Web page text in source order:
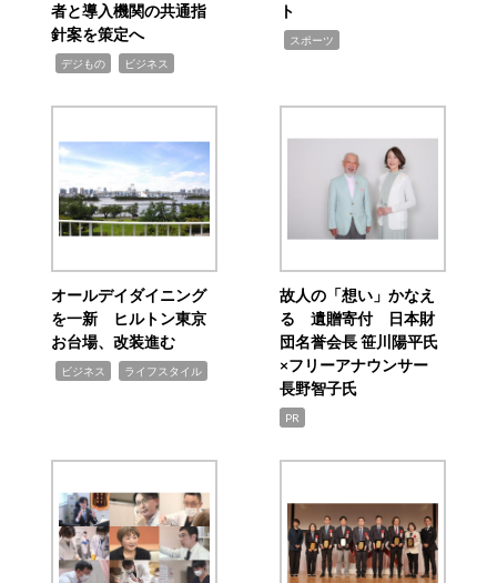
者と導入機関の共通指
針案を策定へ
デジもの ビジネス
ト
スポーツ
オールデイダイニング
を一新 ヒルトン東京
お台場、改装進む
ビジネス ライフスタイル
故人の「想い」かなえ
る 遺贈寄付 日本財
団名誉会長 笹川陽平氏
×フリーアナウンサー
長野智子氏
PR